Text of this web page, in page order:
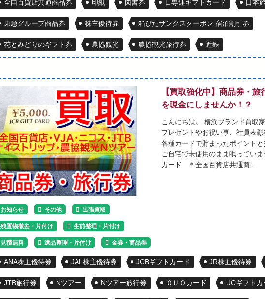
全国百貨店共通商品券 印紙 図書券 日専連ギフトカード 日本
東急グループ商品券 株主優待券 箱ぴたサンクスクーポン 宿泊割引券
花とみどりのギフト券 農協観光 農協観光旅行券 近鉄
お知らせ その他 出張買取
残置物撤去・片付け 生前整理・片付け
見積無料 遺品整理・片付け 金券・商品券
【買取強化中】商品券・
を現金にしませんか！？
こんにちは。 横浜ブランド買取
プレゼントやお祝い事、社員表彰
各種カードで貯まったポイントと
ご自宅で未使用のまま眠ってい
カード ＊全国百貨店共通商…
ANA株主優待券 JAL株主優待券 JCBギフトカード JR株主優待券
JTB旅行券 Nツアー Nツアー旅行券 ＱＵＯカード UCギフトカ